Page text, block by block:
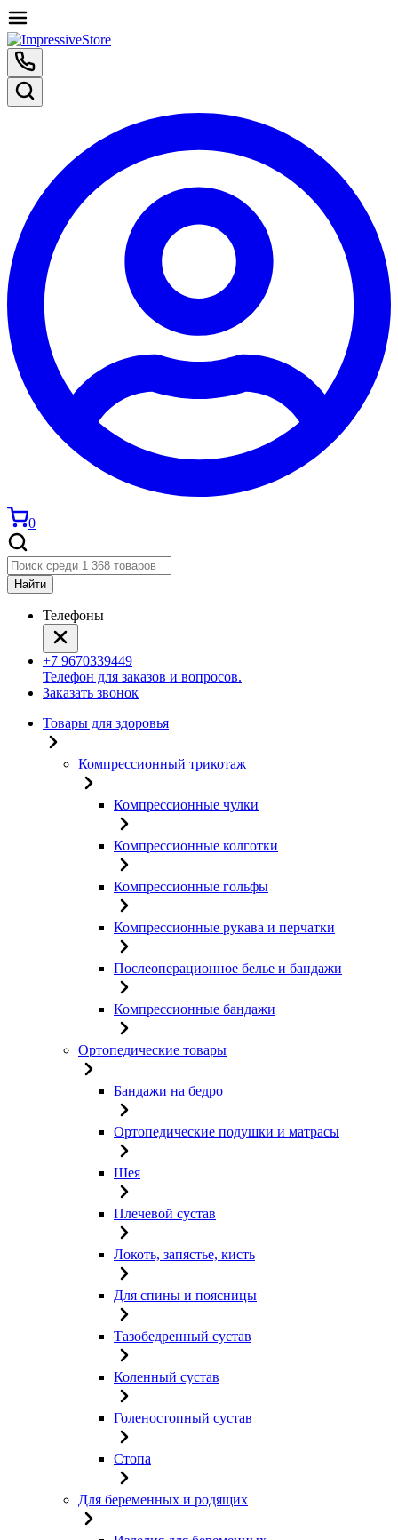
0
Найти
Телефоны
+7 9670339449
Телефон для заказов и вопросов.
Заказать звонок
Товары для здоровья
Компрессионный трикотаж
Компрессионные чулки
Компрессионные колготки
Компрессионные гольфы
Компрессионные рукава и перчатки
Послеоперационное белье и бандажи
Компрессионные бандажи
Ортопедические товары
Бандажи на бедро
Ортопедические подушки и матрасы
Шея
Плечевой сустав
Локоть, запястье, кисть
Для спины и поясницы
Тазобедренный сустав
Коленный сустав
Голеностопный сустав
Стопа
Для беременных и родящих